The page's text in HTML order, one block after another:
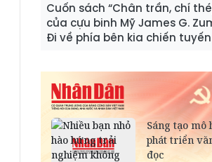
Cuốn sách “Chân trần, chí
của cựu binh Mỹ James G.
Đi về phía bên kia chiến tuyến